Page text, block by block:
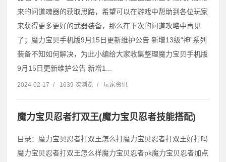
来的问道魂器的获取思路，希望可以在游戏中帮助到各位玩家
来获得更多更好的武器装备，那么在下次的问道攻略中再见
了；魔力宝贝手机版9月15日更新维护公告 新增13级“神”系列
装备不知如何解决，为此小编给大家收集整理魔力宝贝手机版
9月15日更新维护公告 新增1...
2024-02-17 / 1639 次浏览 / 玩家资讯
魔力宝贝忍者打双王(魔力宝贝忍者技能搭配)
目录：魔力宝贝忍者打双王怎么打魔力宝贝忍者打双王好打吗
魔力宝贝忍者打双王怎么样魔力宝贝忍者pk魔力宝贝忍者加点